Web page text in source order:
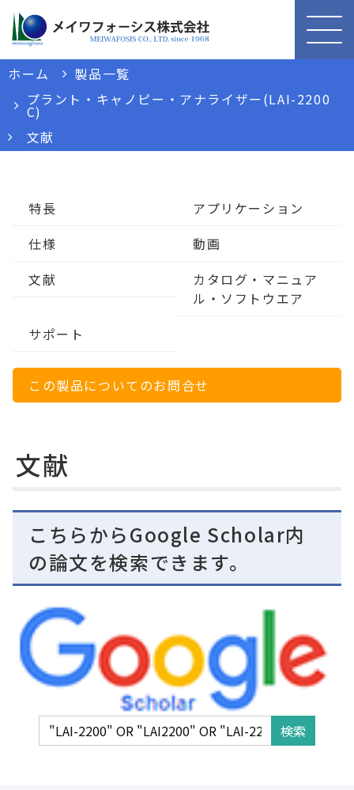
ホーム
製品一覧
プラント・キャノピー・アナライザー(LAI-2200
C)
文献
特長
アプリケーション
仕様
動画
文献
カタログ・マニュア
ル・ソフトウエア
サポート
この製品についてのお問合せ
文献
こちらからGoogle Scholar内
の論文を検索できます。